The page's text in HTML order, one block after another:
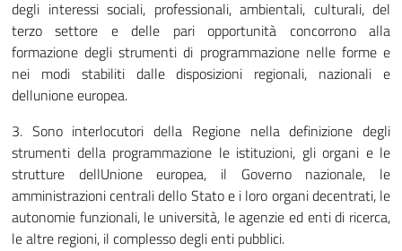
degli interessi sociali, professionali, ambientali, culturali, del
terzo settore e delle pari opportunità concorrono alla
formazione degli strumenti di programmazione nelle forme e
nei modi stabiliti dalle disposizioni regionali, nazionali e
dellunione europea.
3. Sono interlocutori della Regione nella definizione degli
strumenti della programmazione le istituzioni, gli organi e le
strutture dellUnione europea, il Governo nazionale, le
amministrazioni centrali dello Stato e i loro organi decentrati, le
autonomie funzionali, le università, le agenzie ed enti di ricerca,
le altre regioni, il complesso degli enti pubblici.